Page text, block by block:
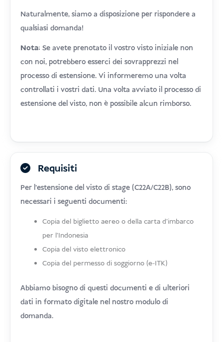
Naturalmente, siamo a disposizione per rispondere a
qualsiasi domanda!
Nota: Se avete prenotato il vostro visto iniziale non
con noi, potrebbero esserci dei sovrapprezzi nel
processo di estensione. Vi informeremo una volta
controllati i vostri dati. Una volta avviato il processo di
estensione del visto, non è possibile alcun rimborso.
Requisiti
Per l'estensione del visto di stage (C22A/C22B), sono
necessari i seguenti documenti:
Copia del biglietto aereo o della carta d'imbarco
per l'Indonesia
Copia del visto elettronico
Copia del permesso di soggiorno (e-ITK)
Abbiamo bisogno di questi documenti e di ulteriori
dati in formato digitale nel nostro modulo di
domanda.